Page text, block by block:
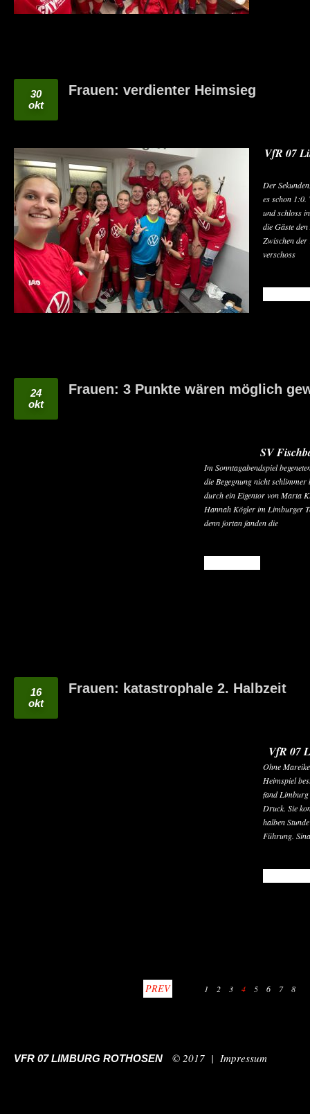
30
okt
Frauen: verdienter Heimsieg
VfR 07
Der
es schon 1:0.
und schloss
die Gäste
Zwischen der
verschoss
24
okt
Frauen: 3 Punkte wären möglich
SV
Im Sonntagabendspiel
die Begegnung nicht
durch ein Eigentor von Marta
Hannah Kögler im Limburger
denn fortan fanden die
16
okt
Frauen: katastrophale 2. Halbzeit
VfR 07
Ohne
Heimspiel
fand Limburg
Druck. Sie
halben
Führung.
PREV 1 2 3 4 5 6 7 8
VFR 07 LIMBURG ROTHOSEN © 2017 | Impressum